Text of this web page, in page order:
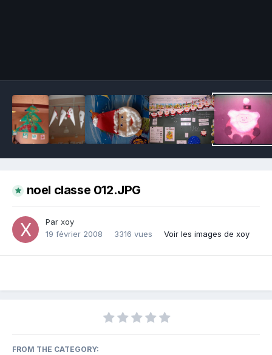
noel classe 012.JPG
Par xoy
19 février 2008
3316 vues Voir les images de xoy
FROM THE CATEGORY: